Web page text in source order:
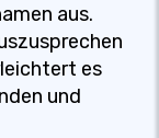
aus.
es
und